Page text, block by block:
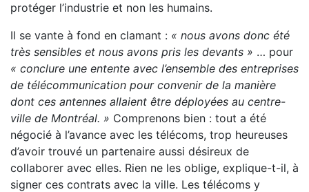
protéger l’industrie et non les humains.
Il se vante à fond en clamant : « nous avons donc été
très sensibles et nous avons pris les devants » … pour
« conclure une entente avec l’ensemble des entreprises
de télécommunication pour convenir de la manière
dont ces antennes allaient être déployées au centre-
ville de Montréal. » Comprenons bien : tout a été
négocié à l’avance avec les télécoms, trop heureuses
d’avoir trouvé un partenaire aussi désireux de
collaborer avec elles. Rien ne les oblige, explique-t-il, à
signer ces contrats avec la ville. Les télécoms y